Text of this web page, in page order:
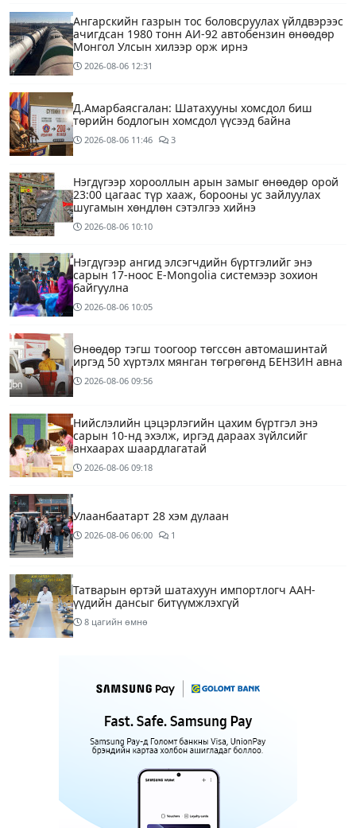
Ангарскийн газрын тос боловсруулах үйлдвэрээс
ачигдсан 1980 тонн АИ-92 автобензин өнөөдөр
Монгол Улсын хилээр орж ирнэ
2026-08-06 12:31
Д.Амарбаясгалан: Шатахууны хомсдол биш
төрийн бодлогын хомсдол үүсээд байна
2026-08-06 11:46 3
Нэгдүгээр хорооллын арын замыг өнөөдөр орой
23:00 цагаас түр хааж, борооны ус зайлуулах
шугамын хөндлөн сэтэлгээ хийнэ
2026-08-06 10:10
Нэгдүгээр ангид элсэгчдийн бүртгэлийг энэ
сарын 17-ноос E-Mongolia системээр зохион
байгуулна
2026-08-06 10:05
Өнөөдөр тэгш тоогоор төгссөн автомашинтай
иргэд 50 хүртэлх мянган төгрөгөнд БЕНЗИН авна
2026-08-06 09:56
Нийслэлийн цэцэрлэгийн цахим бүртгэл энэ
сарын 10-нд эхэлж, иргэд дараах зүйлсийг
анхаарах шаардлагатай
2026-08-06 09:18
Улаанбаатарт 28 хэм дулаан
2026-08-06 06:00 1
Татварын өртэй шатахуун импортлогч ААН-
үүдийн дансыг битүүмжлэхгүй
8 цагийн өмнө
үүлтэй
Шатахууны хомсдолтой холбогдуулан онцын
шаардлагагүй бол Монгол Улсад аялахгүй байхыг
АНУ-ын ЭСЯ-наас зөвлөжээ